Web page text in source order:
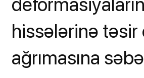
hissələrinə
ağrımasına